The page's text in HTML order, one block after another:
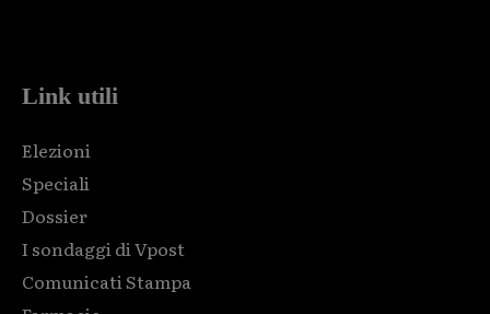
Link utili
Elezioni
Speciali
Dossier
I sondaggi di Vpost
Comunicati Stampa